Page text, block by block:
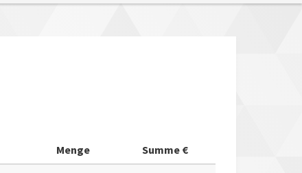
Menge Summe €